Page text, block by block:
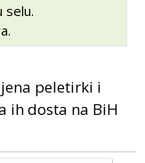
selu.
peletirki i
ih dosta na BiH